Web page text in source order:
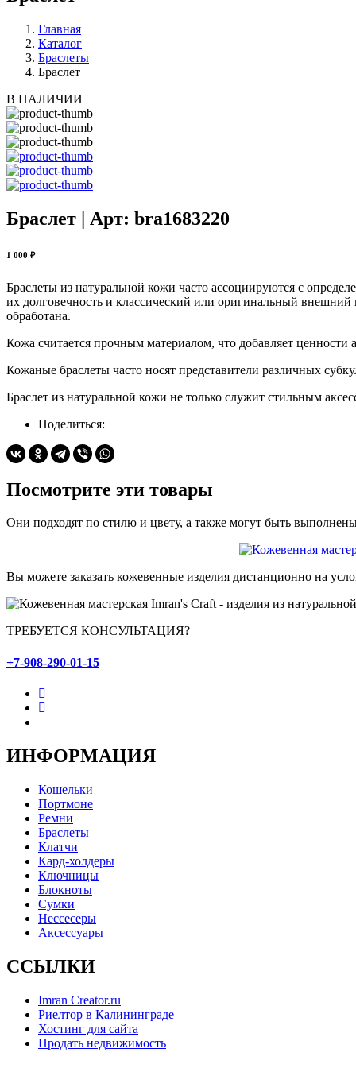
Главная
Каталог
Браслеты
Браслет
В НАЛИЧИИ
Браслет | Арт: bra1683220
1 000 ₽
Браслеты из натуральной кожи часто ассоциируются с
их долговечность и классический или оригинальный внешний
обработана.
Кожа считается прочным материалом, что добавляет ценности
Кожаные браслеты часто носят представители различных
Браслет из натуральной кожи не только служит стильным
Поделиться:
Посмотрите эти товары
Они подходят по стилю и цвету, а также могут быть
Вы можете заказать кожевенные изделия дистанционно на
ТРЕБУЕТСЯ КОНСУЛЬТАЦИЯ?
+7-908-290-01-15
ИНФОРМАЦИЯ
Кошельки
Портмоне
Ремни
Браслеты
Клатчи
Кард-холдеры
Ключницы
Блокноты
Сумки
Нессесеры
Аксессуары
ССЫЛКИ
Imran Creator.ru
Риелтор в Калининграде
Хостинг для сайта
Продать недвижимость